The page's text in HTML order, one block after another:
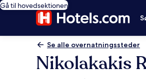
Gå til hovedsektionen
Se alle overnatningssteder
Nikolakakis